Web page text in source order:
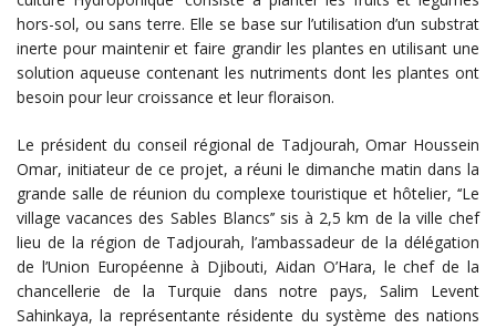
hors-sol, ou sans terre. Elle se base sur l’utilisation d’un substrat
inerte pour maintenir et faire grandir les plantes en utilisant une
solution aqueuse contenant les nutriments dont les plantes ont
besoin pour leur croissance et leur floraison.
Le président du conseil régional de Tadjourah, Omar Houssein
Omar, initiateur de ce projet, a réuni le dimanche matin dans la
grande salle de réunion du complexe touristique et hôtelier, ‘‘Le
village vacances des Sables Blancs’’ sis à 2,5 km de la ville chef
lieu de la région de Tadjourah, l’ambassadeur de la délégation
de l’Union Européenne à Djibouti, Aidan O’Hara, le chef de la
chancellerie de la Turquie dans notre pays, Salim Levent
Sahinkaya, la représentante résidente du système des nations